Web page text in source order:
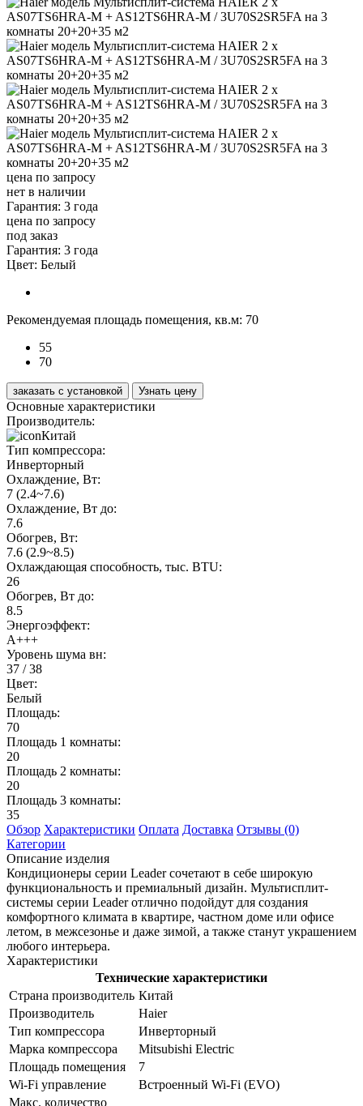
цена по запросу
нет в наличии
Гарантия: 3 года
цена по запросу
под заказ
Гарантия: 3 года
Цвет: Белый
Рекомендуемая площадь помещения, кв.м: 70
55
70
заказать с установкой Узнать цену
Основные характеристики
Производитель:
Китай
Тип компрессора:
Инверторный
Охлаждение, Вт:
7 (2.4~7.6)
Охлаждение, Вт до:
7.6
Обогрев, Вт:
7.6 (2.9~8.5)
Охлаждающая способность, тыс. BTU:
26
Обогрев, Вт до:
8.5
Энергоэффект:
А+++
Уровень шума вн:
37 / 38
Цвет:
Белый
Площадь:
70
Площадь 1 комнаты:
20
Площадь 2 комнаты:
20
Площадь 3 комнаты:
35
Обзор Характеристики Оплата Доставка Отзывы (0)
Категории
Описание изделия
Кондиционеры серии Leader сочетают в себе широкую
функциональность и премиальный дизайн. Мультисплит-
системы серии Leader отлично подойдут для создания
комфортного климата в квартире, частном доме или офисе
летом, в межсезонье и даже зимой, а также станут украшением
любого интерьера.
Характеристики
Технические характеристики
Страна производитель Китай
Производитель
Haier
Тип компрессора
Инверторный
Марка компрессора
Mitsubishi Electric
Площадь помещения
7
Wi-Fi управление
Встроенный Wi-Fi (EVO)
Макс. количество